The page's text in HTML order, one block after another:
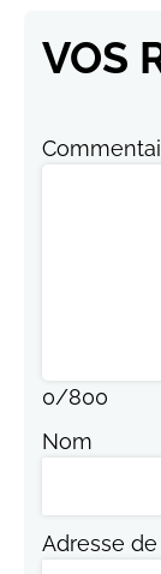
VOS
0/800
Nom
Adresse